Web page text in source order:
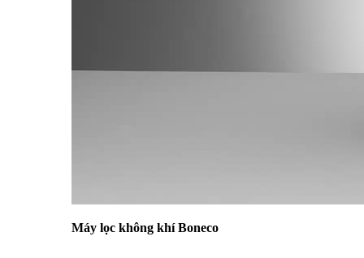
Máy lọc không khí Boneco